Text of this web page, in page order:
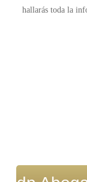
hallarás toda la